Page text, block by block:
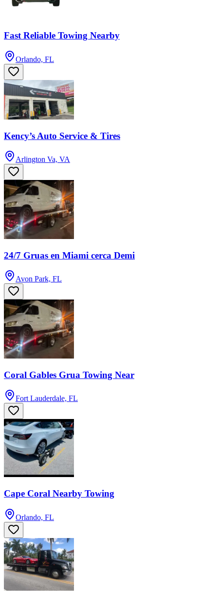
Fast Reliable Towing Nearby
Orlando, FL
Kency’s Auto Service & Tires
Arlington Va, VA
24/7 Gruas en Miami cerca Demi
Avon Park, FL
Coral Gables Grua Towing Near
Fort Lauderdale, FL
Cape Coral Nearby Towing
Orlando, FL